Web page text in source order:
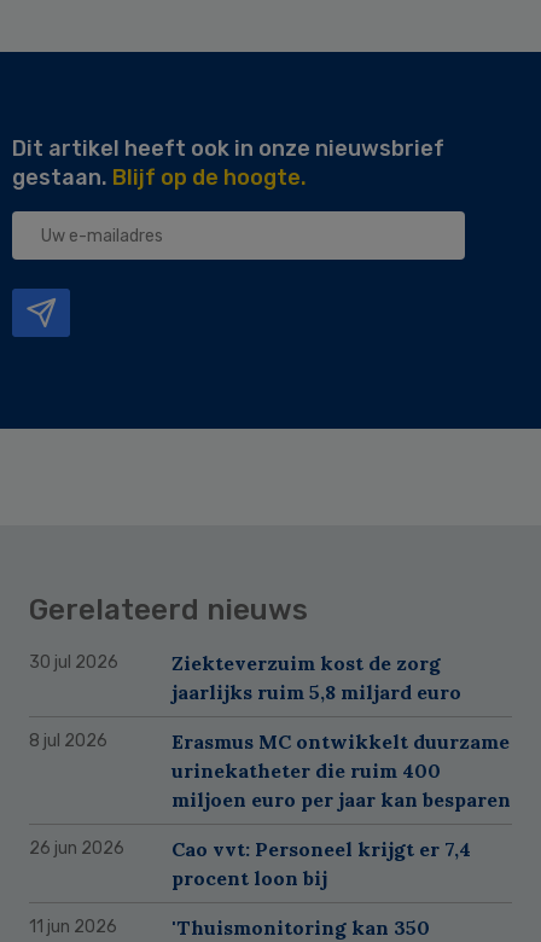
Dit artikel heeft ook in onze nieuwsbrief
gestaan. Blijf op de hoogte.
Uw
Gerelateerd nieuws
30 jul 2026
Ziekteverzuim kost de zorg
jaarlijks ruim 5,8 miljard euro
8 jul 2026
Erasmus MC ontwikkelt duurzame
urinekatheter die ruim 400
miljoen euro per jaar kan besparen
26 jun 2026
Cao vvt: Personeel krijgt er 7,4
procent loon bij
11 jun 2026
'Thuismonitoring kan 350